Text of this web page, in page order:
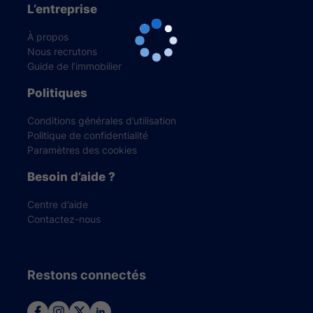
L’entreprise
À propos
Nous recrutons
Guide de l’immobilier
Politiques
Conditions générales d’utilisation
Politique de confidentialité
Paramètres des cookies
Besoin d’aide ?
Centre d’aide
Contactez-nous
Restons connectés